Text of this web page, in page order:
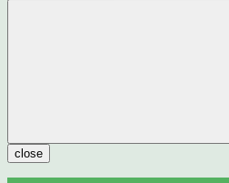
close